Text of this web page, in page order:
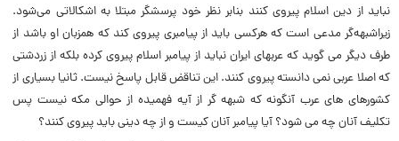
نباید از دین اسلام پیروی کنند بنابر نظر خود پرسشگر مبتلا به اشکالاتی می‌شود.
زیراشبهه‌گر مدعی است که هرکسی باید از پیامبری پیروی کند که همزبان او باشد از
طرف دیگر می گوید که عربهای ایران نباید از پیامبر اسلام پیروی کرده بلکه از زردشتی
که اصلا عربی نمی دانسته پیروی کنند. این تناقض قابل پاسخ نیست. ثانیا بسیاری از
کشورهای های عرب آنگونه که شبهه گر از آیه فهمیده از حوالی مکه نیست پس
تکلیف آنان چه می شود؟ آیا پیامبر آنان کیست و از چه دینی باید پیروی کنند؟